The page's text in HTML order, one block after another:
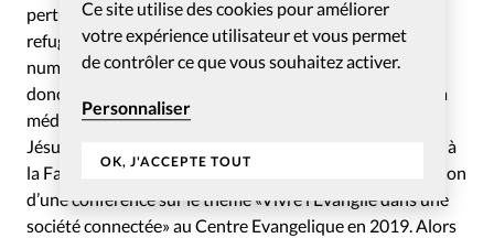
Ce site utilise des cookies pour améliorer
votre expérience utilisateur et vous permet
de contrôler ce que vous souhaitez activer.
Personnaliser
OK, J'ACCEPTE TOUT
perturbateur, il peut en revanche devenir une valeur
refuge: «Dormez! L’utilisation excessive des outils
numériques entraîne souvent un manque de sommeil et
donc une moins grande disponibilité pour la réflexion, la
méditation et la délectation de la Bonne Nouvelle de
Jésus-Christ», soulignait Dominique Angers, professeur à
la Faculté de théologie évangélique à Montréal à l’occasion
d’une conférence sur le thème «Vivre l’Evangile dans une
société connectée» au Centre Evangelique en 2019. Alors